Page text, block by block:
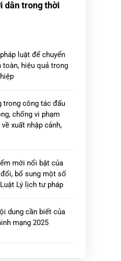
dân trong thời
luật để chuyển
toàn, hiệu quả trong
trong công tác đấu
chống vi phạm
xuất nhập cảnh,
mới nổi bật của
bổ sung một số
Lý lịch tư pháp
dung cần biết của
mạng 2025